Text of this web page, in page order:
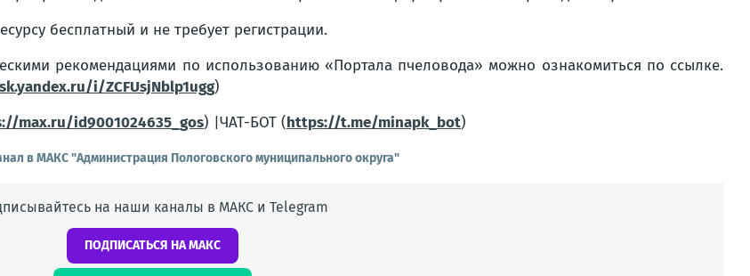
бесплатный и не требует регистрации.
рекомендациями по использованию «Портала пчеловода» можно ознакомиться по ссылке.
i/ZCFUsjNblp1ugg)
max.ru/id9001024635_gos) |ЧАТ-БОТ (https://t.me/minapk_bot)
в МАКС "Администрация Пологовского муниципального округа"
на наши каналы в МАКС и Telegram
ПОДПИСАТЬСЯ НА МАКС